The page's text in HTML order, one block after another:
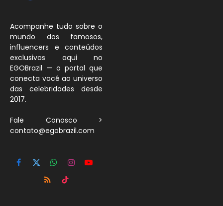
Acompanhe tudo sobre o
mundo dos famosos,
influencers e conteúdos
exclusivos aqui no
EGOBrazil — o portal que
conecta você ao universo
das celebridades desde
2017.
Fale Conosco >
contato@egobrazil.com
Facebook
X
(Twitter)
WhatsApp
InstagramYouTube
RSS
TikTok